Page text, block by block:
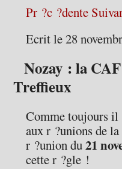
Pr ?c ?dente
Ecrit le 28
Nozay : la
Treffieux
Comme toujours il
aux r ?unions de
r ?union du21
cette r ?gle !